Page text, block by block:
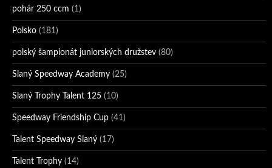
pohár 250 ccm (1)
Polsko (181)
polský šampionát juniorských družstev (80)
Slaný Speedway Academy (25)
Slaný Trophy Talent 125 (10)
Speedway Friendship Cup (41)
Talent Speedway Slaný (17)
Talent Trophy (14)